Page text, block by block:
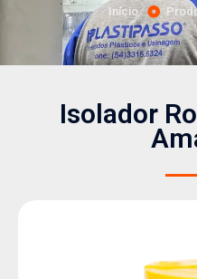
Início
Isolador